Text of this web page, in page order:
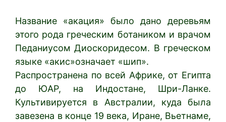
Название «акация» было дано деревьям
этого рода греческим ботаником и врачом
Педаниусом Диоскоридесом. В греческом
языке «акис»означает «шип».
Распространена по всей Африке, от Египта
до ЮАР, на Индостане, Шри-Ланке.
Культивируется в Австралии, куда была
завезена в конце 19 века, Иране, Вьетнаме,